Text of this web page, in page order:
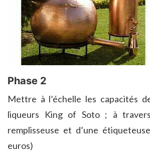
Phase 2
Mettre à l’échelle les capacités
liqueurs King of Soto ; à
remplisseuse et d’une
euros)